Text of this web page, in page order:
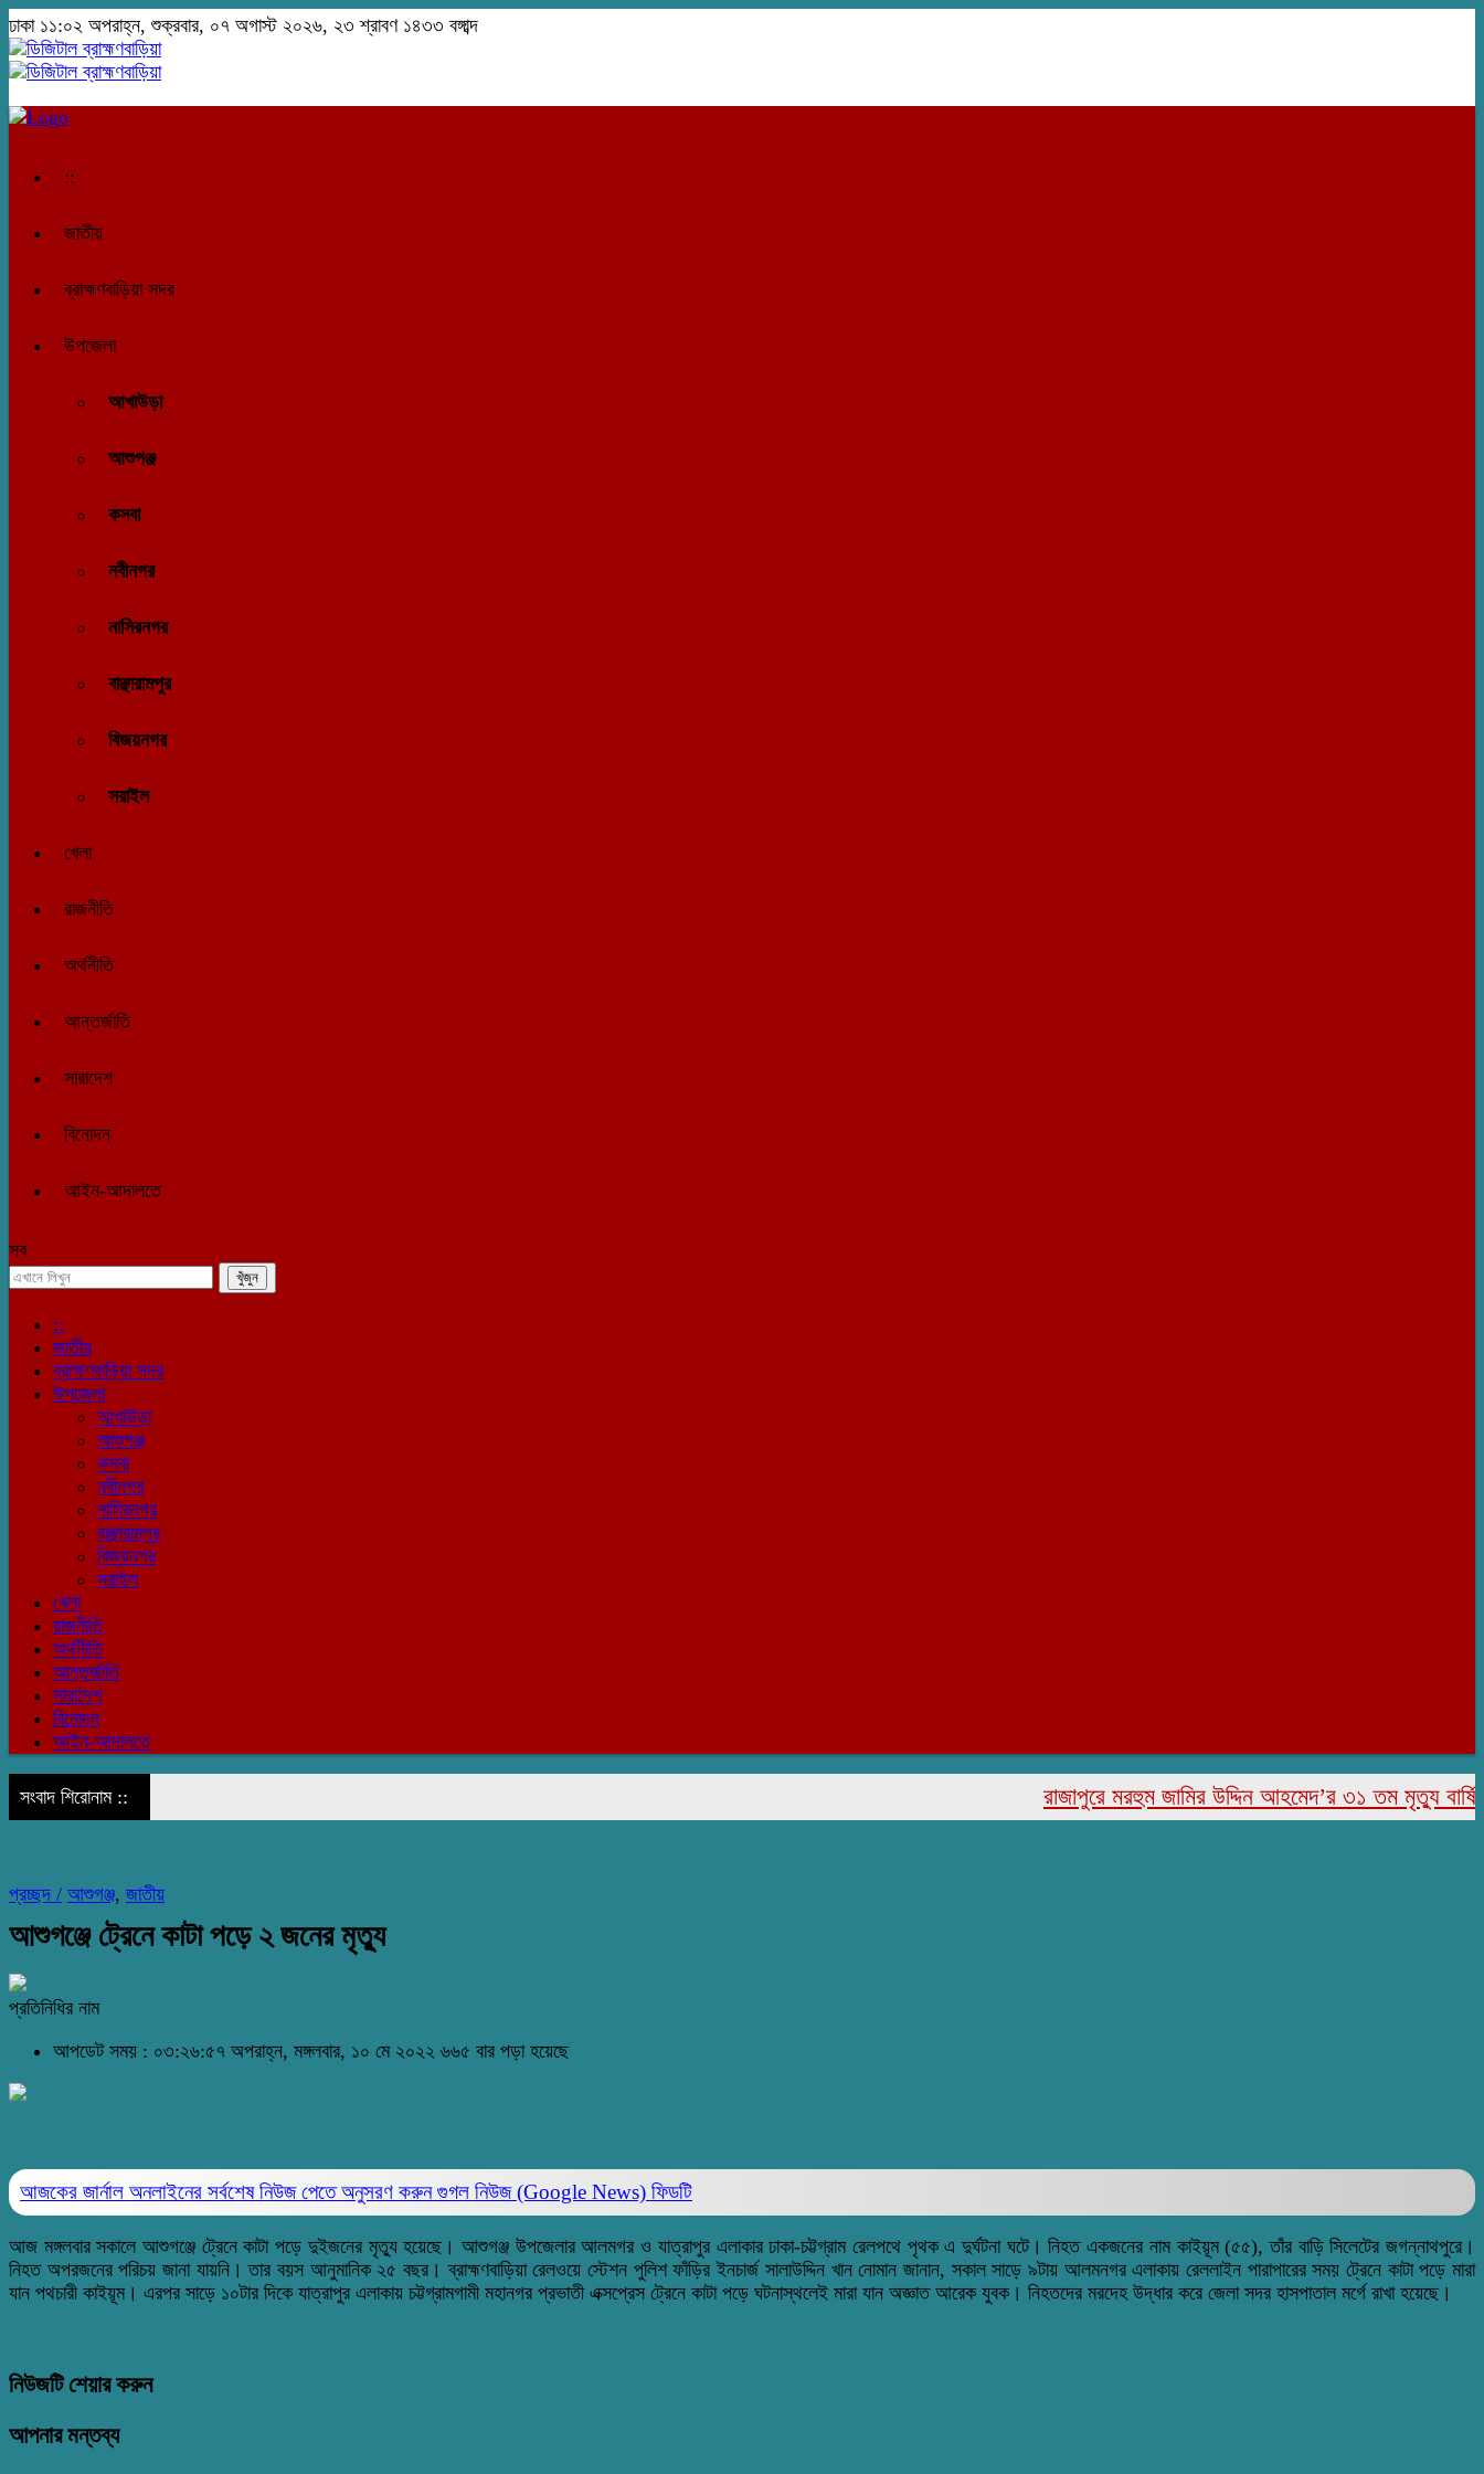
ঢাকা ১১:০২ অপরাহ্ন, শুক্রবার, ০৭ অগাস্ট ২০২৬, ২৩ শ্রাবণ ১৪৩৩ বঙ্গাব্দ
::
জাতীয়
ব্রাহ্মণবাড়িয়া সদর
উপজেলা
আখাউড়া
আশুগঞ্জ
কসবা
নবীনগর
নাসিরনগর
বাঞ্ছারামপুর
বিজয়নগর
সরাইল
খেলা
রাজনীতি
অর্থনীতি
আন্তর্জাতি
সারাদেশ
বিনোদন
আইন-আদালতে
সব
::
জাতীয়
ব্রাহ্মণবাড়িয়া সদর
উপজেলা
আখাউড়া
আশুগঞ্জ
কসবা
নবীনগর
নাসিরনগর
বাঞ্ছারামপুর
বিজয়নগর
সরাইল
খেলা
রাজনীতি
অর্থনীতি
আন্তর্জাতি
সারাদেশ
বিনোদন
আইন-আদালতে
সংবাদ শিরোনাম :: রাজাপুরে মরহুম জামির উদ্দিন আহমেদ’র ৩১ তম মৃত্যু বার্ষিকী
প্রচ্ছদ / আশুগঞ্জ, জাতীয়
আশুগঞ্জে ট্রেনে কাটা পড়ে ২ জনের মৃত্যু
প্রতিনিধির নাম
আপডেট সময় : ০৩:২৬:৫৭ অপরাহ্ন, মঙ্গলবার, ১০ মে ২০২২ ৬৬৫ বার পড়া হয়েছে
আজকের জার্নাল অনলাইনের সর্বশেষ নিউজ পেতে অনুসরণ করুনগুগল নিউজ (Google News) ফিডটি
আজ মঙ্গলবার সকালে আশুগঞ্জে ট্রেনে কাটা পড়ে দুইজনের মৃত্যু হয়েছে। আশুগঞ্জ উপজেলার আলমগর ও যাত্রাপুর এলাকার ঢাকা-চট্টগ্রাম রেলপথে পৃথক এ দুর্ঘটনা ঘটে। নিহত একজনের নাম কাইয়ূম (৫৫), তাঁর বাড়ি সিলেটের জগন্নাথপুরে।
নিহত অপরজনের পরিচয় জানা যায়নি। তার বয়স আনুমানিক ২৫ বছর। ব্রাহ্মণবাড়িয়া রেলওয়ে স্টেশন পুলিশ ফাঁড়ির ইনচার্জ সালাউদ্দিন খান নোমান জানান, সকাল সাড়ে ৯টায় আলমনগর এলাকায় রেললাইন পারাপারের সময় ট্রেনে কাটা পড়ে মারা
যান পথচারী কাইয়ূম। এরপর সাড়ে ১০টার দিকে যাত্রাপুর এলাকায় চট্টগ্রামগামী মহানগর প্রভাতী এক্সপ্রেস ট্রেনে কাটা পড়ে ঘটনাস্থলেই মারা যান অজ্ঞাত আরেক যুবক। নিহতদের মরদেহ উদ্ধার করে জেলা সদর হাসপাতাল মর্গে রাখা হয়েছে।
নিউজটি শেয়ার করুন
আপনার মন্তব্য